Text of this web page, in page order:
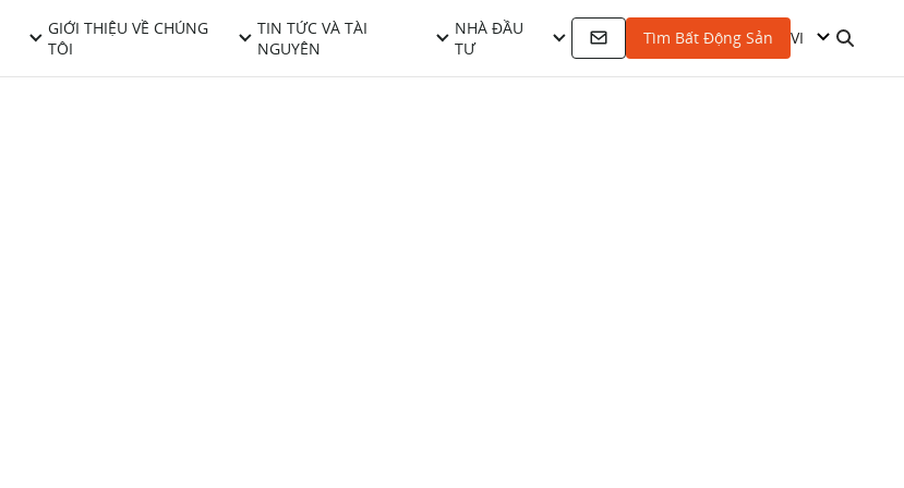
GIỚI THIỆU VỀ CHÚNG
TÔI
TIN TỨC VÀ TÀI
NGUYÊN
NHÀ ĐẦU
TƯ
Tìm Bất Động Sản VI